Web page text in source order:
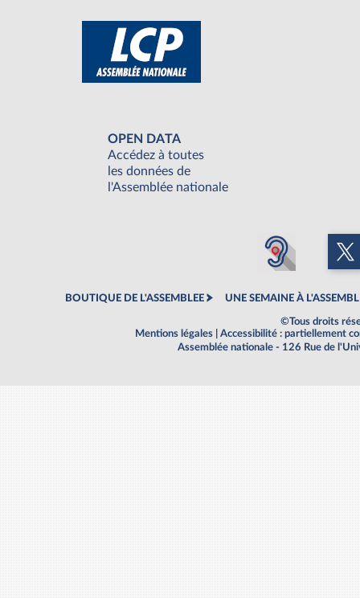
OPEN DATA
Accédez à toutes
les données de
l'Assemblée nationale
BOUTIQUE DE L'ASSEMBLEE UNE SEMAINE À
©Tous droits
Mentions légales
Accessibilité : partiellement
Assemblée nationale - 126 Rue de